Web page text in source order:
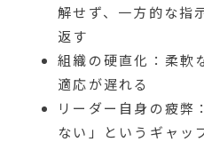
解せず、一方的な指
返す
組織の硬直化：柔軟
適応が遅れる
リーダー自身の疲弊
ない」というギャッ